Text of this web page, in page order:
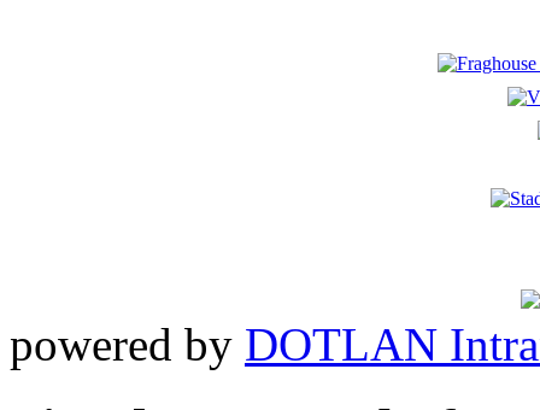
powered by DOTLAN